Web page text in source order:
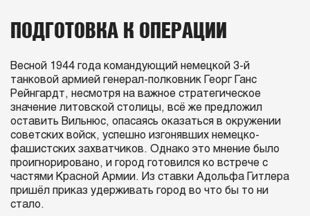
ПОДГОТОВКА К ОПЕРАЦИИ
Весной 1944 года командующий немецкой 3-й
танковой армией генерал-полковник Георг Ганс
Рейнгардт, несмотря на важное стратегическое
значение литовской столицы, всё же предложил
оставить Вильнюс, опасаясь оказаться в окружении
советских войск, успешно изгонявших немецко-
фашистских захватчиков. Однако это мнение было
проигнорировано, и город готовился ко встрече с
частями Красной Армии. Из ставки Адольфа Гитлера
пришёл приказ удерживать город во что бы то ни
стало.